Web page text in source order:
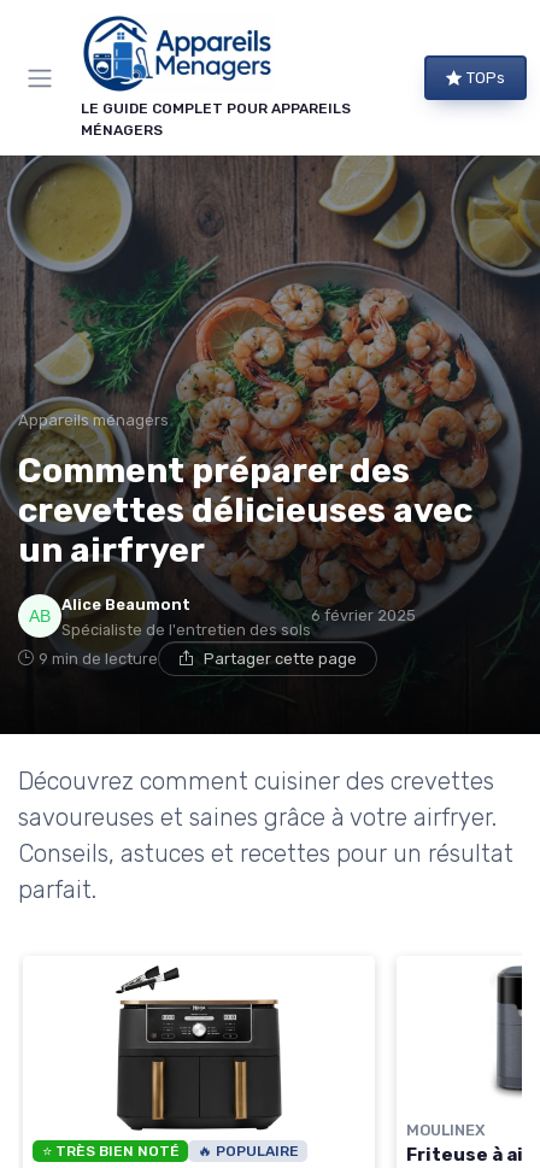
LE GUIDE COMPLET POUR APPAREILS
MÉNAGERS
TOPs
Appareils ménagers
Comment préparer des
crevettes délicieuses avec
un airfryer
Alice Beaumont
Spécialiste de l'entretien des sols
6 février 2025
9 min de lecture Partager cette page
Découvrez comment cuisiner des crevettes
savoureuses et saines grâce à votre airfryer.
Conseils, astuces et recettes pour un résultat
parfait.
⭐ TRÈS BIEN NOTÉ 🔥 POPULAIRE
MOULINEX
Friteuse à air
→ Je m'abonne
* En m'inscrivant, j'accepte de recevoir la newsletter
d'Appareils Ménagers et les offres de ses partenaires.
Panneau de gestion des cookies